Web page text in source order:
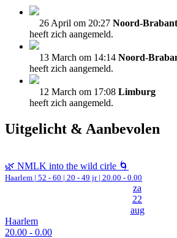
26 April om 20:27 Noord-Brabant
heeft zich aangemeld.
13 March om 14:14 Noord-
heeft zich aangemeld.
12 March om 17:08 Limburg
heeft zich aangemeld.
Uitgelicht & Aanbevolen
🌿 NMLK into the wild cirle 🌀
Haarlem | 52 - 60 | 20 - 49 jr | 20.00 - 0.00
za
22
aug
Haarlem
20.00 - 0.00